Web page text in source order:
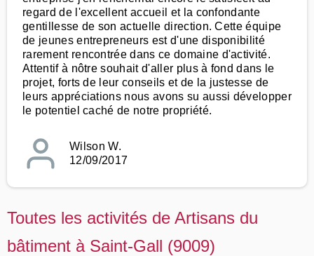
regard de l'excellent accueil et la confondante
gentillesse de son actuelle direction. Cette équipe
de jeunes entrepreneurs est d'une disponibilité
rarement rencontrée dans ce domaine d'activité.
Attentif à nôtre souhait d'aller plus à fond dans le
projet, forts de leur conseils et de la justesse de
leurs appréciations nous avons su aussi développer
le potentiel caché de notre propriété.
Wilson W.
12/09/2017
Toutes les activités de Artisans du
bâtiment à Saint-Gall (9009)